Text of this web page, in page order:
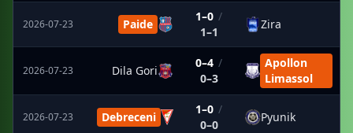
2026-07-23 Paide
1–0 /
1–1
Zira
2026-07-23 Dila Gori
0–4 /
0–3
Apollon
Limassol
2026-07-23 Debreceni
1–0 /
0–0
Pyunik